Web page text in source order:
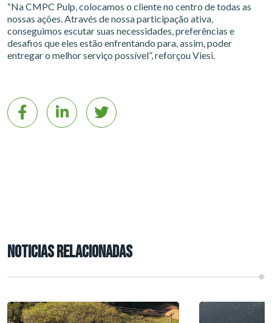
“Na CMPC Pulp, colocamos o cliente no centro de todas as
nossas ações. Através de nossa participação ativa,
conseguimos escutar suas necessidades, preferências e
desafios que eles estão enfrentando para, assim, poder
entregar o melhor serviço possível”, reforçou Viesi.
NOTICIAS RELACIONADAS